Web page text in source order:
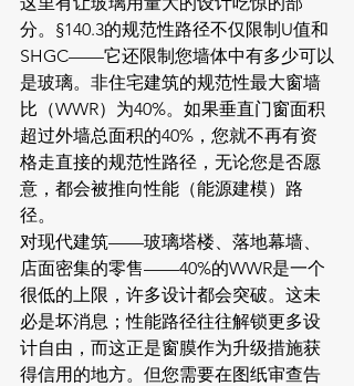
分。§140.3的规范性路径不仅限制U值和
SHGC——它还限制您墙体中有多少可以
是玻璃。非住宅建筑的规范性最大窗墙
比（WWR）为40%。如果垂直门窗面积
超过外墙总面积的40%，您就不再有资
格走直接的规范性路径，无论您是否愿
意，都会被推向性能（能源建模）路
径。
对现代建筑——玻璃塔楼、落地幕墙、
店面密集的零售——40%的WWR是一个
很低的上限，许多设计都会突破。这未
必是坏消息；性能路径往往解锁更多设
计自由，而这正是窗膜作为升级措施获
得信用的地方。但您需要在图纸审查告